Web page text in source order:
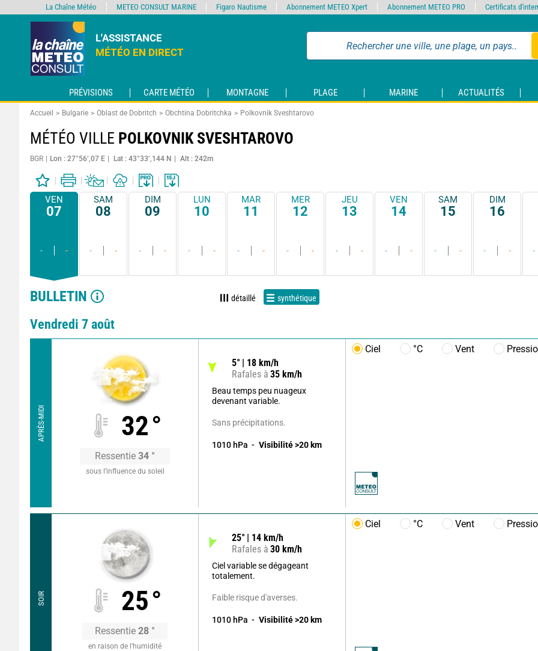
L'ASSISTANCE
MÉTÉO EN DIRECT
PRÉVISIONS CARTE MÉTÉO MONTAGNE PLAGE MARINE ACTUALITÉS
Accueil Bulgarie Oblast de Dobritch Obchtina Dobritchka Polkovnik Sveshtarovo
MÉTÉO VILLE POLKOVNIK SVESHTAROVO
BGR Lon : 27°56’,07 E Lat : 43°33’,144 N Alt : 242m
VEN
07
- -
SAM
08
- -
DIM
09
- -
LUN
10
- -
MAR
11
- -
MER
12
- -
JEU
13
- -
VEN
14
- -
SAM
15
- -
DIM
16
- - -
BULLETIN détaillé synthétique
Vendredi 7 août
APRÈS-MIDI 32°
Ressentie 34 °
sous l’influence du soleil
5° 18 km/h
Rafales à 35 km/h
Beau temps peu nuageux
devenant variable.
Sans précipitations.
1010 hPa Visibilité >20 km
Ciel °C Vent
SOIR 25°
Ressentie 28 °
en raison de l'humidité
25° 14 km/h
Rafales à 30 km/h
Ciel variable se dégageant
totalement.
Faible risque d'averses.
1010 hPa Visibilité >20 km
Ciel °C Vent
La Chaîne Météo METEO CONSULT MARINE Figaro Nautisme Abonnement METEO Xpert Abonnement METEO PRO Certificats